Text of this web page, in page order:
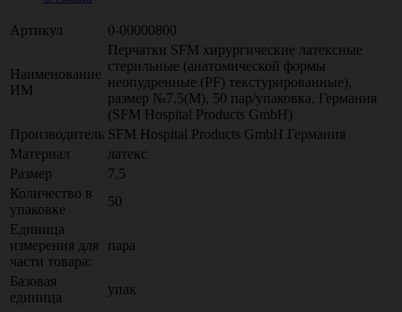
Артикул 0-00000800
Наименование
ИМ
Перчатки SFM хирургические латексные
стерильные (анатомической формы
неопудренные (PF) текстурированные),
размер №7,5(M), 50 пар/упаковка, Германия
(SFM Hospital Products GmbH)
Производитель SFM Hospital Products GmbH Германия
Материал
латекс
Размер
7,5
Количество в
упаковке
50
Единица
измерения для
части товара:
пара
Базовая
единица
упак